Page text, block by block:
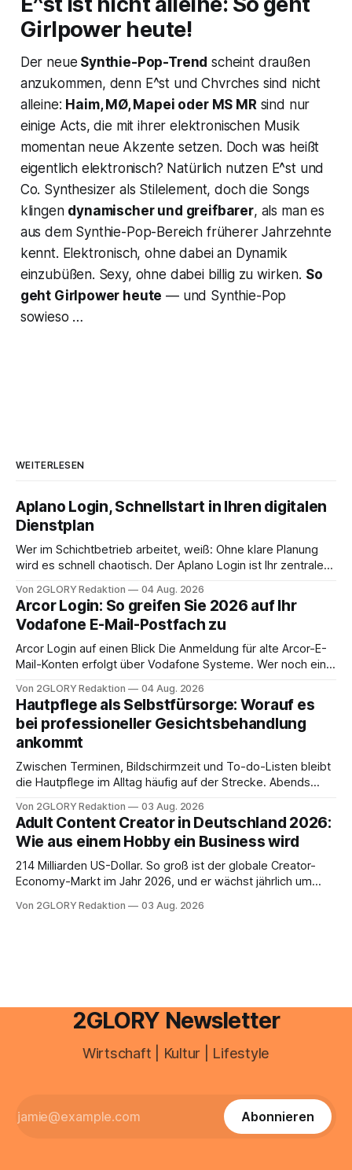
Girlpower heute!
Der neue Synthie-Pop-Trend scheint draußen
anzukommen, denn E^st und Chvrches sind nicht
alleine: Haim, MØ, Mapei oder MS MR sind nur
einige Acts, die mit ihrer elektronischen Musik
momentan neue Akzente setzen. Doch was heißt
eigentlich elektronisch? Natürlich nutzen E^st und
Co. Synthesizer als Stilelement, doch die Songs
klingen dynamischer und greifbarer, als man es
aus dem Synthie-Pop-Bereich früherer Jahrzehnte
kennt. Elektronisch, ohne dabei an Dynamik
einzubüßen. Sexy, ohne dabei billig zu wirken. So
geht Girlpower heute — und Synthie-Pop
sowieso …
WEITERLESEN
Aplano Login, Schnellstart in Ihren digitalen
Dienstplan
Wer im Schichtbetrieb arbeitet, weiß: Ohne klare Planung
wird es schnell chaotisch. Der Aplano Login ist Ihr zentraler
abwesenheiten und die gesamte kommunikation rund um
Ihr personal digital zu organisieren. In diesem Leitfaden
erfahren Sie alles, was Sie für einen reibungslosen Einstieg
brauchen, von der Registrierung
Von 2GLORY Redaktion 04 Aug. 2026
Arcor Login: So greifen Sie 2026 auf Ihr
Vodafone E-Mail-Postfach zu
Arcor Login auf einen Blick Die Anmeldung für alte Arcor-E-
Mail-Konten erfolgt über Vodafone Systeme. Wer noch eine
besitzt, loggt sich heute über das Vodafone E-Mail & Cloud
Portal ein. Der klassische Arcor Login über mail.
Von 2GLORY Redaktion 04 Aug. 2026
Hautpflege als Selbstfürsorge: Worauf es
bei professioneller Gesichtsbehandlung
ankommt
Zwischen Terminen, Bildschirmzeit und To-do-Listen bleibt
die Hautpflege im Alltag häufig auf der Strecke. Abends
Drogerie – mehr ist zeitlich oft nicht drin. Dabei reagiert die
Haut empfindlich auf Stress, Schlafmangel und
Umwelteinflüsse: Sie wirkt müde, spannt oder neigt zu
Unreinheiten. Professionelle
Von 2GLORY Redaktion 03 Aug. 2026
Adult Content Creator in Deutschland 2026:
Wie aus einem Hobby ein Business wird
214 Milliarden US-Dollar. So groß ist der globale Creator-
Economy-Markt im Jahr 2026, und er wächst jährlich um
ist längst ein ernstzunehmender Wirtschaftszweig. Weltweit
Von 2GLORY Redaktion 03 Aug. 2026
2GLORY Newsletter
Wirtschaft | Kultur | Lifestyle
Abonnieren